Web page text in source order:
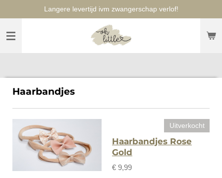
naar
hoofdinhoud
Langere levertijd ivm zwangerschap verlof!
Haarbandjes
Uitverkocht
Haarbandjes Rose
Gold
€ 9,99